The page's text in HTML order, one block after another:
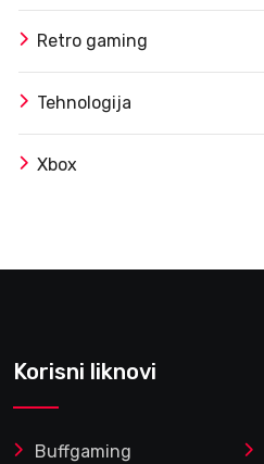
Retro gaming
Tehnologija
Xbox
Korisni liknovi
Buffgaming